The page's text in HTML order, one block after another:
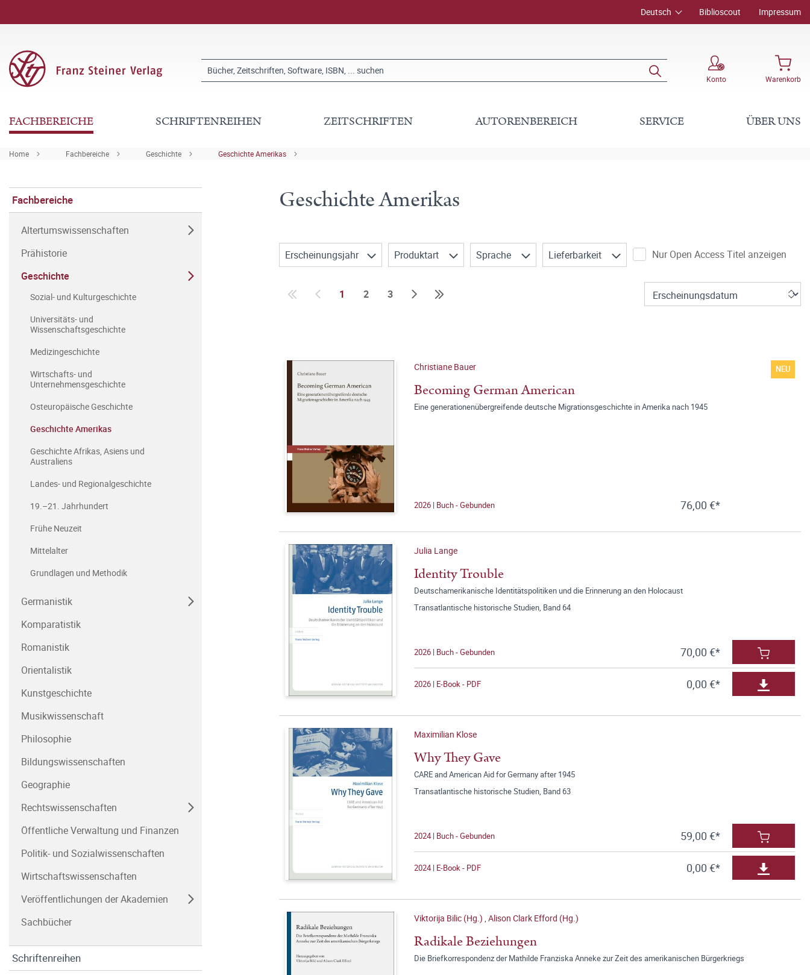
Deutsch Biblioscout Impressum
Konto Warenkorb
FACHBEREICHE SCHRIFTENREIHEN ZEITSCHRIFTEN AUTORENBEREICH SERVICE ÜBER UNS
Home Fachbereiche Geschichte Geschichte Amerikas
Fachbereiche
Altertumswissenschaften
Prähistorie
Geschichte
Sozial- und Kulturgeschichte
Universitäts- und
Wissenschaftsgeschichte
Medizingeschichte
Wirtschafts- und
Unternehmensgeschichte
Osteuropäische Geschichte
Geschichte Amerikas
Geschichte Afrikas, Asiens und
Australiens
Landes- und Regionalgeschichte
19.–21. Jahrhundert
Frühe Neuzeit
Mittelalter
Grundlagen und Methodik
Germanistik
Komparatistik
Romanistik
Orientalistik
Kunstgeschichte
Musikwissenschaft
Philosophie
Bildungswissenschaften
Geographie
Rechtswissenschaften
Öffentliche Verwaltung und Finanzen
Politik- und Sozialwissenschaften
Wirtschaftswissenschaften
Veröffentlichungen der Akademien
Sachbücher
Schriftenreihen
Geschichte Amerikas
Erscheinungsjahr Produktart Sprache Lieferbarkeit Nur Open Access Titel anzeigen
1 2 3
Christiane Bauer
Becoming German American
NEU
Eine generationenübergreifende deutsche Migrationsgeschichte in Amerika nach 1945
2026 | Buch - Gebunden 76,00 €*
Julia Lange
Identity Trouble
Deutschamerikanische Identitätspolitiken und die Erinnerung an den Holocaust
Transatlantische historische Studien, Band 64
2026 | Buch - Gebunden 70,00 €*
2026 | E-Book - PDF 0,00 €*
Maximilian Klose
Why They Gave
CARE and American Aid for Germany after 1945
Transatlantische historische Studien, Band 63
2024 | Buch - Gebunden 59,00 €*
2024 | E-Book - PDF 0,00 €*
Viktorija Bilic (Hg.) ,Alison Clark Efford (Hg.)
Radikale Beziehungen
Die Briefkorrespondenz der Mathilde Franziska Anneke zur Zeit des amerikanischen Bürgerkriegs